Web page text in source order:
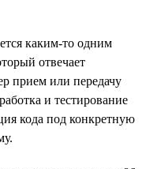
каким-то одним
отвечает
прием или передачу
и тестирование
кода под конкретную